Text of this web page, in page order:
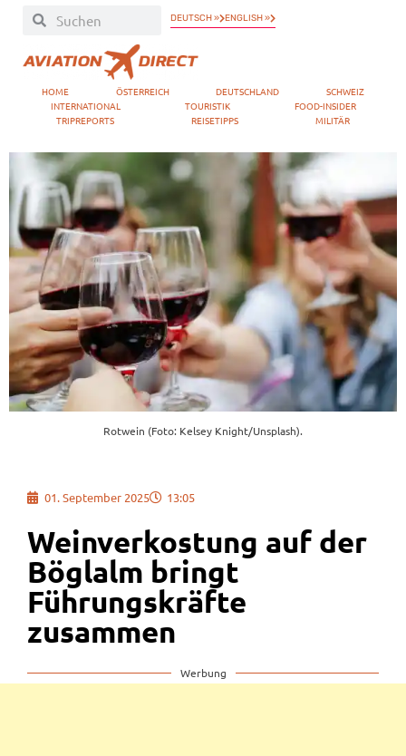
DEUTSCH » ENGLISH »
HOME ÖSTERREICH DEUTSCHLAND
SCHWEIZ
INTERNATIONAL
TOURISTIK
FOOD-INSIDER
TRIPREPORTS
REISETIPPS MILITÄR
Rotwein (Foto: Kelsey Knight/Unsplash).
01. September 2025 13:05
Weinverkostung auf der
Böglalm bringt
Führungskräfte
zusammen
Werbung